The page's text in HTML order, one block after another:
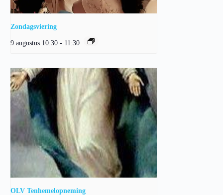
Zondagsviering
9 augustus 10:30 - 11:30
OLV Tenhemelopneming